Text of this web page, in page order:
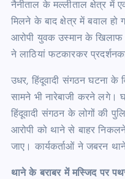
नैनीताल के मल्लीताल क्षेत्र में
मिलने के बाद क्षेत्र में बवाल हो
आरोपी युवक उस्मान के खिलाफ
ने लाठियां फटकारकर
उधर, हिंदूवादी संगठन घटना
सामने भी नारेबाजी करने लगे।
हिंदूवादी संगठन के लोगों की
आरोपी को थाने से बाहर
जाए। कार्यकर्ताओं ने जबरन
थाने के बराबर में मस्जिद पर